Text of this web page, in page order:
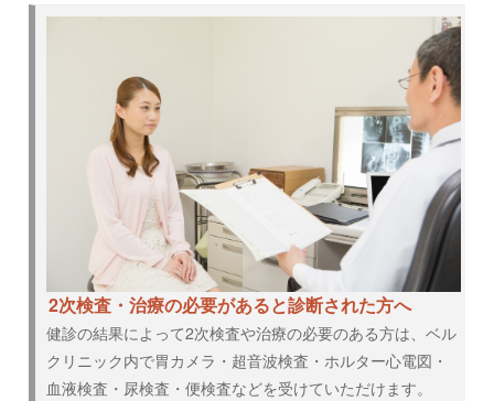
2次検査・治療の必要があると診断された方へ
健診の結果によって2次検査や治療の必要のある方は、ベル
クリニック内で胃カメラ・超音波検査・ホルター心電図・
血液検査・尿検査・便検査などを受けていただけます。